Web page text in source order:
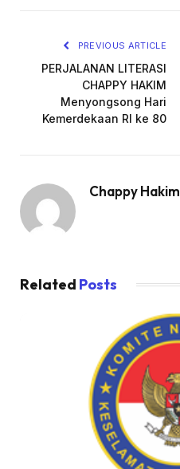
PREVIOUS ARTICLE
PERJALANAN LITERASI
CHAPPY HAKIM
Menyongsong Hari
Kemerdekaan RI ke 80
Chappy Hakim
Related Posts